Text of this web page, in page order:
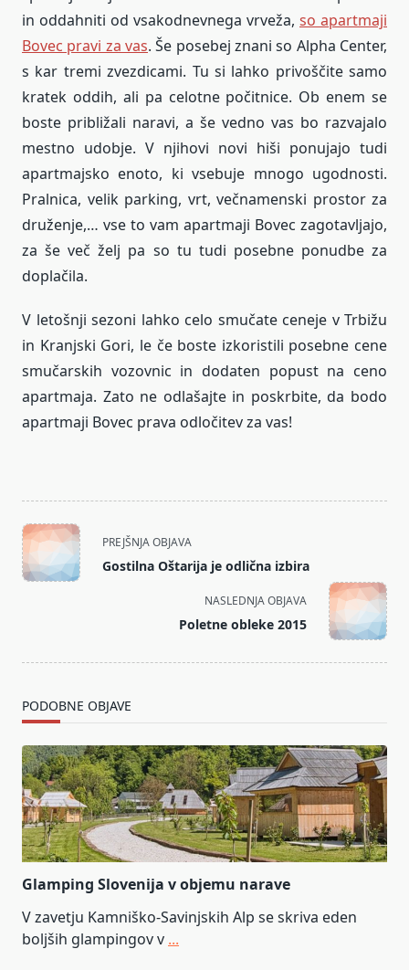
in oddahniti od vsakodnevnega vrveža, so apartmaji
Bovec pravi za vas. Še posebej znani so Alpha Center,
s kar tremi zvezdicami. Tu si lahko privoščite samo
kratek oddih, ali pa celotne počitnice. Ob enem se
boste približali naravi, a še vedno vas bo razvajalo
mestno udobje. V njihovi novi hiši ponujajo tudi
apartmajsko enoto, ki vsebuje mnogo ugodnosti.
Pralnica, velik parking, vrt, večnamenski prostor za
druženje,… vse to vam apartmaji Bovec zagotavljajo,
za še več želj pa so tu tudi posebne ponudbe za
doplačila.
V letošnji sezoni lahko celo smučate ceneje v Trbižu
in Kranjski Gori, le če boste izkoristili posebne cene
smučarskih vozovnic in dodaten popust na ceno
apartmaja. Zato ne odlašajte in poskrbite, da bodo
apartmaji Bovec prava odločitev za vas!
<span
class="nav-
subtitle
PREJŠNJA OBJAVA
Gostilna Oštarija je odlična izbira
NASLEDNJA OBJAVA
Poletne obleke 2015
PODOBNE OBJAVE
Glamping Slovenija v objemu narave
V zavetju Kamniško-Savinjskih Alp se skriva eden
boljših glampingov v ...